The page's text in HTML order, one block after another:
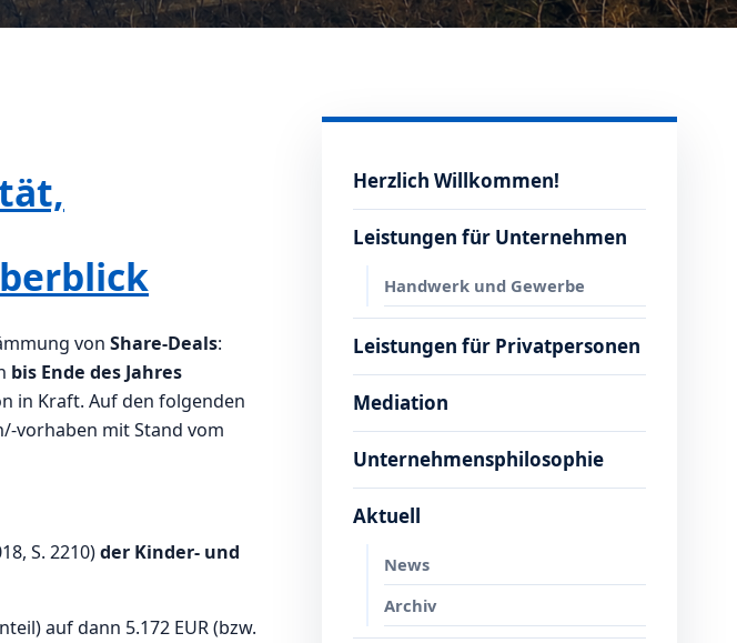
von Share-Deals:
bis Ende des Jahres
in Kraft. Auf den folgenden
vorhaben mit Stand vom
S. 2210)der Kinder- und
auf dann 5.172 EUR (bzw.
Herzlich Willkommen!
Leistungen für Unternehmen
Handwerk und Gewerbe
Leistungen für Privatpersonen
Mediation
Unternehmensphilosophie
Aktuell
News
Archiv